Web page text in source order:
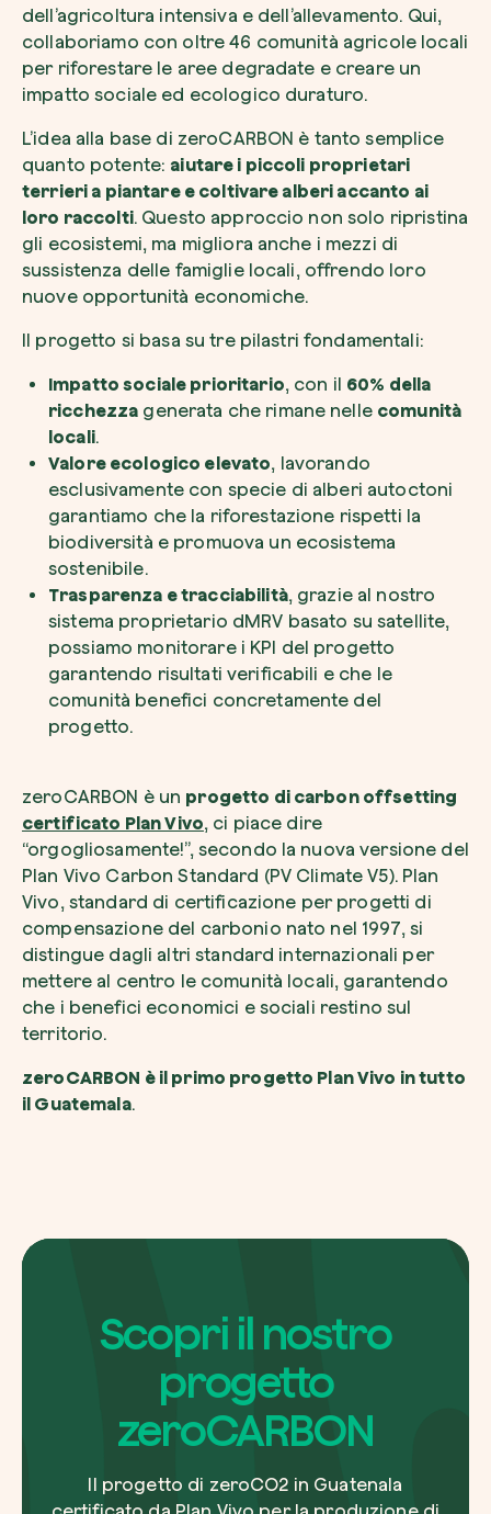
dell’agricoltura intensiva e dell’allevamento. Qui,
collaboriamo con oltre 46 comunità agricole locali
per riforestare le aree degradate e creare un
impatto sociale ed ecologico duraturo.
L’idea alla base di zeroCARBON è tanto semplice
quanto potente: aiutare i piccoli proprietari
terrieri a piantare e coltivare alberi accanto ai
loro raccolti. Questo approccio non solo ripristina
gli ecosistemi, ma migliora anche i mezzi di
sussistenza delle famiglie locali, offrendo loro
nuove opportunità economiche.
Il progetto si basa su tre pilastri fondamentali:
Impatto sociale prioritario, con il 60% della
ricchezza generata che rimane nelle comunità
locali.
Valore ecologico elevato, lavorando
esclusivamente con specie di alberi autoctoni
garantiamo che la riforestazione rispetti la
biodiversità e promuova un ecosistema
sostenibile.
Trasparenza e tracciabilità, grazie al nostro
sistema proprietario dMRV basato su satellite,
possiamo monitorare i KPI del progetto
garantendo risultati verificabili e che le
comunità benefici concretamente del
progetto.
zeroCARBON è un progetto di carbon offsetting
certificato Plan Vivo, ci piace dire
“orgogliosamente!”, secondo la nuova versione del
Plan Vivo Carbon Standard (PV Climate V5). Plan
Vivo, standard di certificazione per progetti di
compensazione del carbonio nato nel 1997, si
distingue dagli altri standard internazionali per
mettere al centro le comunità locali, garantendo
che i benefici economici e sociali restino sul
territorio.
zeroCARBON è il primo progetto Plan Vivo in tutto
il Guatemala.
Scopri il nostro
progetto
zeroCARBON
Il progetto di zeroCO2 in Guatenala